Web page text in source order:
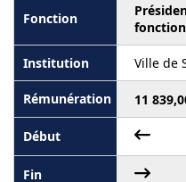
Ville de
11